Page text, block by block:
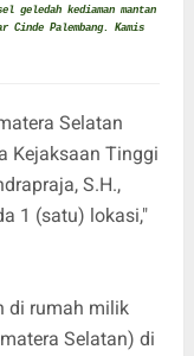
kediaman mantan
Palembang. Kamis
Selatan
Kejaksaan Tinggi
S.H.,
1 (satu) lokasi,"
di rumah milik
Selatan) di